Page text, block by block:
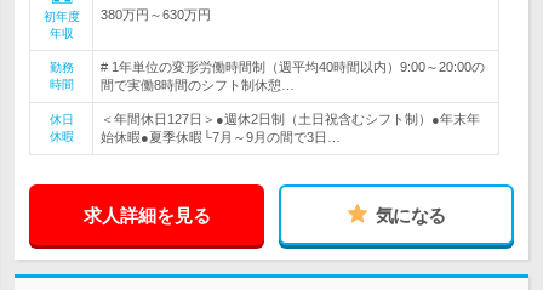
初年度
年収
380万円～630万円
勤務
時間
# 1年単位の変形労働時間制（週平均40時間以内）9:00～20:00の
間で実働8時間のシフト制休憩…
休日
休暇
＜年間休日127日＞●週休2日制（土日祝含むシフト制）●年末年
始休暇●夏季休暇└7月～9月の間で3日…
求人詳細を見る 気になる